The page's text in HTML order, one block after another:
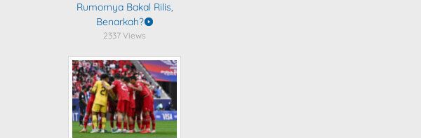
Rumornya Bakal Rilis,
Benarkah?
2337 Views